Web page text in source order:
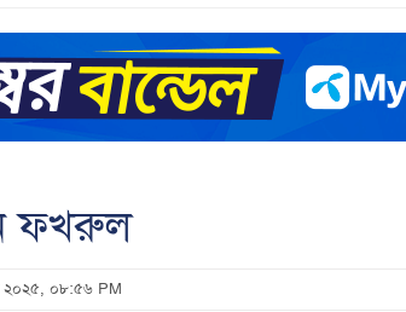
ফখরুল
২০২৫, ০৮:৫৬ PM